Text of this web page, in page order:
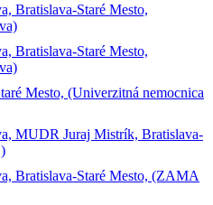
Bratislava-Staré Mesto,
Bratislava-Staré Mesto,
Mesto, (Univerzitná nemocnica
MUDR Juraj Mistrík, Bratislava-
Bratislava-Staré Mesto, (ZAMA